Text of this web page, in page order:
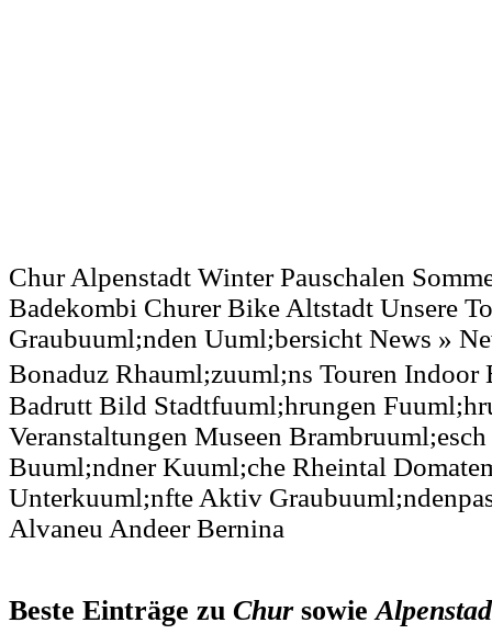
Chur Alpenstadt Winter Pauschalen
Badekombi Churer Bike Altstadt Unsere
Graubuuml;nden Uuml;bersicht News »
Bonaduz Rhauml;zuuml;ns Touren Indoor
Badrutt Bild Stadtfuuml;hrungen
Veranstaltungen Museen
Buuml;ndner Kuuml;che Rheintal
Unterkuuml;nfte Aktiv
Alvaneu Andeer Bernina
Beste Einträge zu Chursowie